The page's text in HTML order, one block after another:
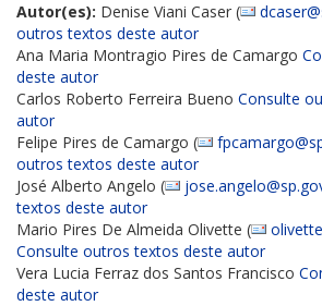
Autor(es): Denise Viani Caser (
outros textos deste autor
Ana Maria Montragio Pires de Camargo
deste autor
Carlos Roberto Ferreira Bueno Consulte
autor
Felipe Pires de Camargo (
outros textos deste autor
José Alberto Angelo (
textos deste autor
Mario Pires De Almeida Olivette (
Consulte outros textos deste autor
Vera Lucia Ferraz dos Santos Francisco
deste autor